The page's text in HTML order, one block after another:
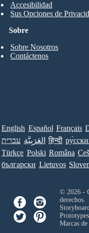
Sobre
Sobre Nosotros
Contáctenos
Accesibilidad
Sus Opciones de
English Español Français
עברית العَرَبِيَّة हिन्दी
Türkçe Polski Româna
български Lietuvos
© 2026 -
derechos.
Marcas